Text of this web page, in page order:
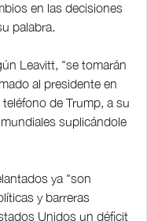
en las decisiones
palabra.
Leavitt, "se tomarán
al presidente en
de Trump, a su
suplicándole
ya "son
y barreras
Unidos un déficit